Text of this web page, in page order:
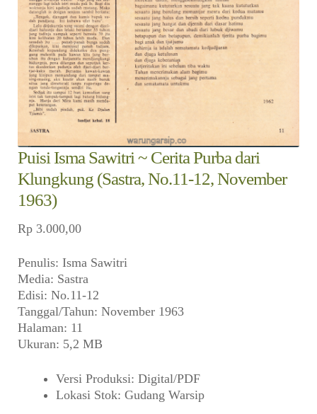
Reseller
Puisi Isma Sawitri ~ Cerita Purba dari
Klungkung (Sastra, No.11-12, November
1963)
Rp 3.000,00
Penulis: Isma Sawitri
Media: Sastra
Edisi: No.11-12
Tanggal/Tahun: November 1963
Halaman: 11
Ukuran: 5,2 MB
Versi Produksi: Digital/PDF
Lokasi Stok: Gudang Warsip